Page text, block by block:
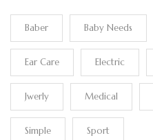
Baber Baby Needs
Ear Care Electric
Jwerly Medical
Simple Sport